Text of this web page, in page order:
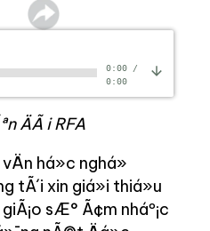
0:00/
0:00
ÄÃ i RFA
há»c nghá»
xin giá»i thiá»u
sÆ° Ã¢m nháº¡c